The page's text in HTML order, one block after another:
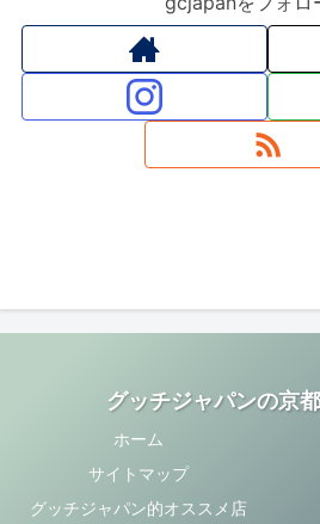
グッチジャパンの京
ホーム
サイトマップ
グッチジャパン的オススメ店